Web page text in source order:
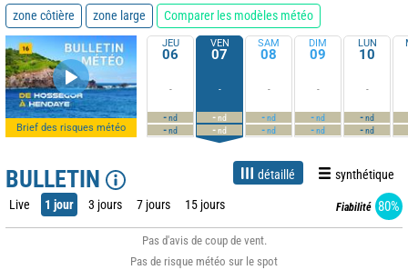
zone côtière zone large Comparer les modèles météo
Brief des risques météo
JEU
06
-
-nd
-nd
VEN
07
-
-nd
-nd
SAM
08
-
-nd
-nd
DIM
09
-
-nd
-nd
LUN
10
-
-nd
-nd
BULLETIN détaillé synthétique
Live 1 jour 3 jours 7 jours 15 jours Fiabilité 80%
Pas d'avis de coup de vent.
Pas de risque météo sur le spot